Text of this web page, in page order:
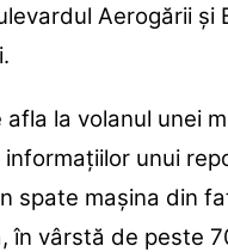
Aerogării și
afla la volanul unei
informațiilor unui
spate mașina din
în vârstă de peste